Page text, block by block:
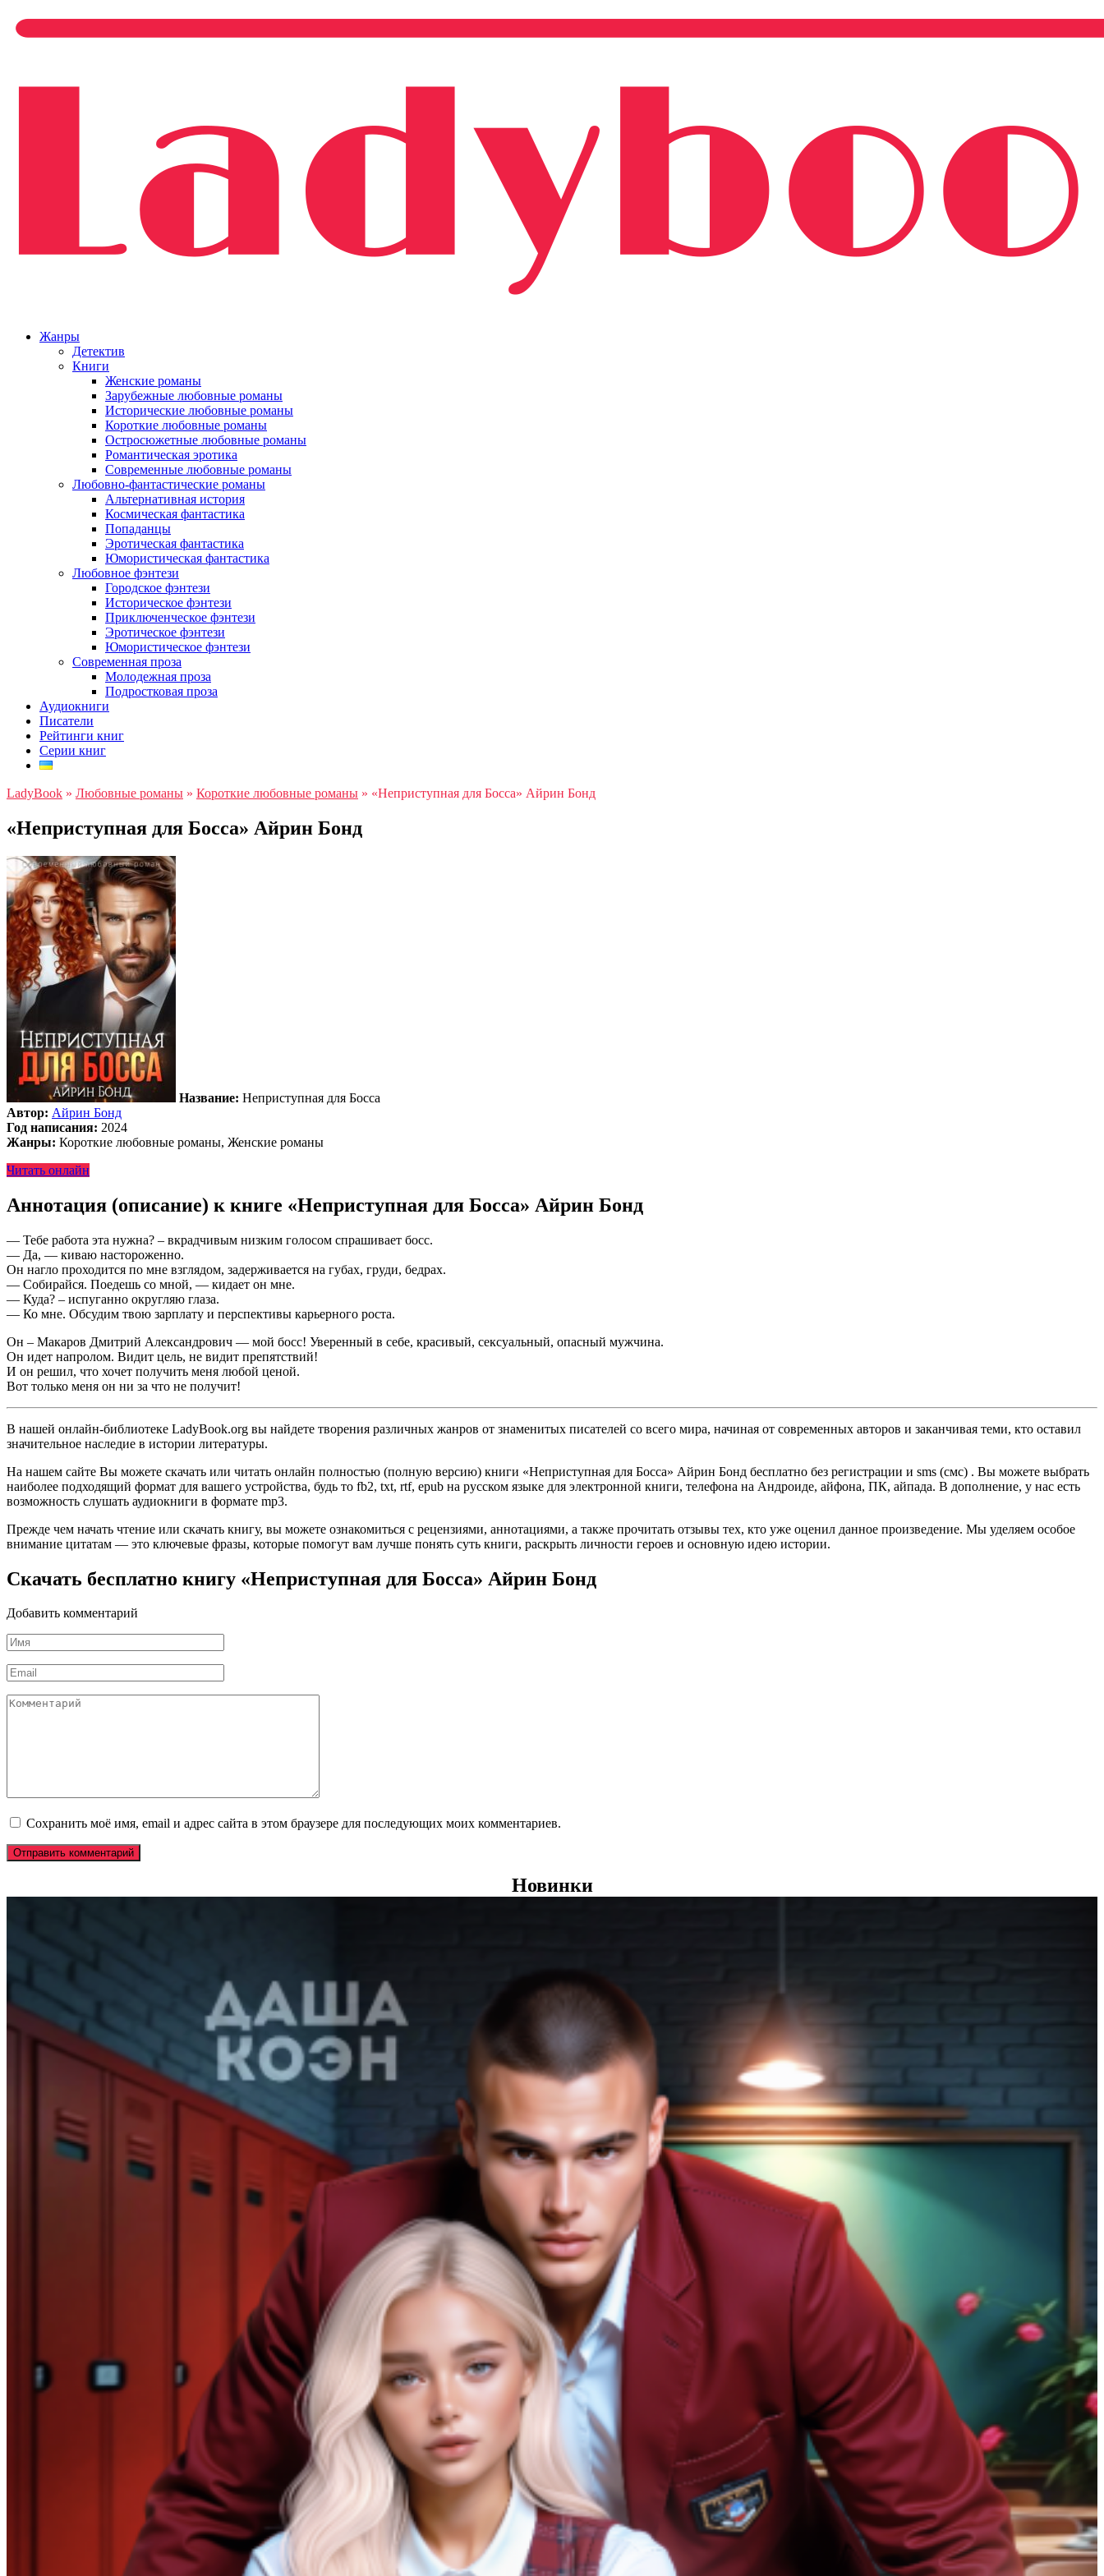
Жанры
Детектив
Книги
Женские романы
Зарубежные любовные романы
Исторические любовные романы
Короткие любовные романы
Остросюжетные любовные романы
Романтическая эротика
Современные любовные романы
Любовно-фантастические романы
Альтернативная история
Космическая фантастика
Попаданцы
Эротическая фантастика
Юмористическая фантастика
Любовное фэнтези
Городское фэнтези
Историческое фэнтези
Приключенческое фэнтези
Эротическое фэнтези
Юмористическое фэнтези
Современная проза
Молодежная проза
Подростковая проза
Аудиокниги
Писатели
Рейтинги книг
Серии книг
LadyBook » Любовные романы » Короткие любовные романы » «Неприступная для Босса» Айрин Бонд
«Неприступная для Босса» Айрин Бонд
Название: Неприступная для Босса
Автор: Айрин Бонд
Год написания: 2024
Жанры: Короткие любовные романы, Женские романы
Читать онлайн
Аннотация (описание) к книге «Неприступная для Босса» Айрин Бонд
— Тебе работа эта нужна? – вкрадчивым низким голосом спрашивает босс.
— Да, — киваю настороженно.
Он нагло проходится по мне взглядом, задерживается на губах, груди, бедрах.
— Собирайся. Поедешь со мной, — кидает он мне.
— Куда? – испуганно округляю глаза.
— Ко мне. Обсудим твою зарплату и перспективы карьерного роста.
Он – Макаров Дмитрий Александрович — мой босс! Уверенный в себе, красивый, сексуальный, опасный мужчина.
Он идет напролом. Видит цель, не видит препятствий!
И он решил, что хочет получить меня любой ценой.
Вот только меня он ни за что не получит!
В нашей онлайн-библиотеке LadyBook.org вы найдете творения различных жанров от знаменитых писателей со всего мира, начиная от современных авторов и заканчивая теми, кто оставил
значительное наследие в истории литературы.
На нашем сайте Вы можете скачать или читать онлайн полностью (полную версию) книги «Неприступная для Босса» Айрин Бонд бесплатно без регистрации и sms (смс) . Вы можете выбрать
наиболее подходящий формат для вашего устройства, будь то fb2, txt, rtf, epub на русском языке для электронной книги, телефона на Андроиде, айфона, ПК, айпада. В дополнение, у нас есть
возможность слушать аудиокниги в формате mp3.
Прежде чем начать чтение или скачать книгу, вы можете ознакомиться с рецензиями, аннотациями, а также прочитать отзывы тех, кто уже оценил данное произведение. Мы уделяем особое
внимание цитатам — это ключевые фразы, которые помогут вам лучше понять суть книги, раскрыть личности героев и основную идею истории.
Скачать бесплатно книгу «Неприступная для Босса» Айрин Бонд
Добавить комментарий
Имя
*
Email
*
Комментарий
Сохранить моё имя, email и адрес сайта в этом браузере для последующих моих комментариев.
Новинки